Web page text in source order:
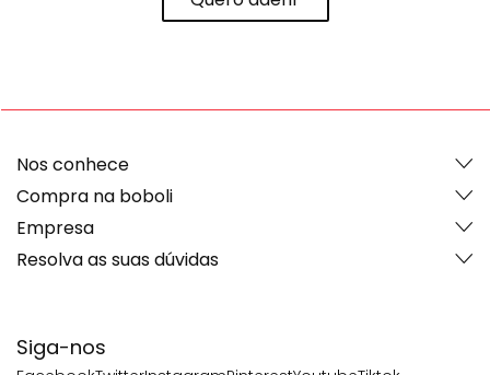
Siga-nos
Nos conhece
Compra na boboli
Empresa
Resolva as suas dúvidas